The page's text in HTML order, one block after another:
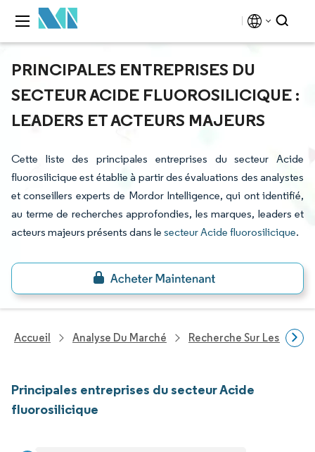
PRINCIPALES ENTREPRISES DU
SECTEUR ACIDE FLUOROSILICIQUE :
LEADERS ET ACTEURS MAJEURS
Cette liste des principales entreprises du secteur Acide
fluorosilicique est établie à partir des évaluations des analystes
et conseillers experts de Mordor Intelligence, qui ont identifié,
au terme de recherches approfondies, les marques, leaders et
acteurs majeurs présents dans le secteur Acide fluorosilicique.
Accueil Analyse Du Marché Recherche Sur Les
Principales entreprises du secteur Acide
fluorosilicique